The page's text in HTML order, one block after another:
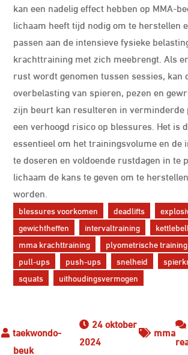
kan een nadelig effect hebben op MMA-
lichaam heeft tijd nodig om te herstellen
passen aan de intensieve fysieke
krachttraining met zich meebrengt. Als
rust wordt genomen tussen sessies, kan
overbelasting van spieren, pezen en
zijn beurt kan resulteren in verminderde
een verhoogd risico op blessures. Het is
essentieel om het trainingsvolume en de
te doseren en voldoende rustdagen in te
lichaam de kans te geven om te
worden.
blessures voorkomen deadlifts
gewichtheffen
intervaltraining
mma krachttraining
plyometrische training
pull-ups
push-ups snelheid
squats
uithoudingsvermogen
24 oktober
2024
mma